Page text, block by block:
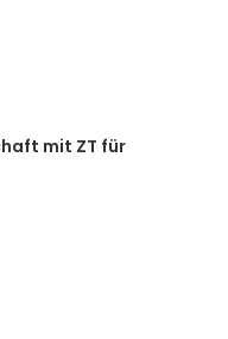
mit ZT für